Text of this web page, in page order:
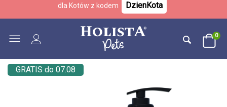
dla Kotów z kodem
DzienKota
0
GRATIS do 07.08